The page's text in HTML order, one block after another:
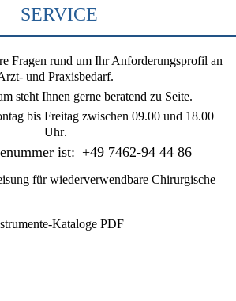
SERVICE
Fragen rund um Ihr Anforderungsprofil an
und Praxisbedarf.
steht Ihnen gerne beratend zu Seite.
bis Freitag zwischen 09.00 und 18.00
Uhr.
ist: +49 7462-94 44 86
für wiederverwendbare Chirurgische
Kataloge PDF